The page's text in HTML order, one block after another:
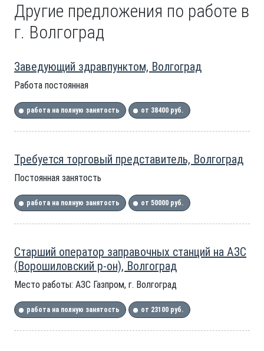
Другие предложения по работе в
г. Волгоград
Заведующий здравпунктом, Волгоград
Работа постоянная
работа на полную занятость от 38400 руб.
Требуется торговый представитель, Волгоград
Постоянная занятость
работа на полную занятость от 50000 руб.
Старший оператор заправочных станций на АЗС
(Ворошиловский р-он), Волгоград
Место работы: АЗС Газпром, г. Волгоград
работа на полную занятость от 23100 руб.